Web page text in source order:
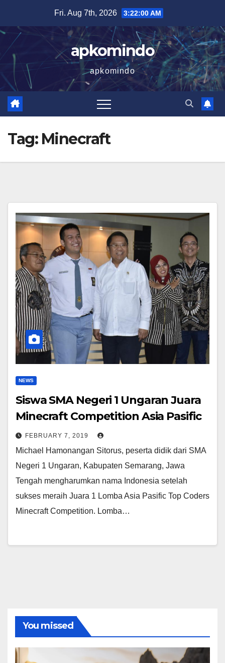
content
Fri. Aug 7th, 2026 3:22:00 AM
apkomindo
apkomindo
Tag: Minecraft
NEWS
Siswa SMA Negeri 1 Ungaran Juara
Minecraft Competition Asia Pasific
FEBRUARY 7, 2019
Michael Hamonangan Sitorus, peserta didik dari SMA
Negeri 1 Ungaran, Kabupaten Semarang, Jawa
Tengah mengharumkan nama Indonesia setelah
sukses meraih Juara 1 Lomba Asia Pasific Top Coders
Minecraft Competition. Lomba…
You missed